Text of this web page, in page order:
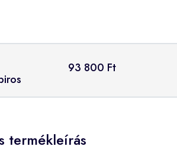
93 800 Ft
termékleírás